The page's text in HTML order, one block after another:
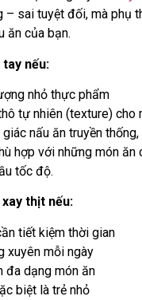
– sai tuyệt đối, mà phụ
ăn của bạn.
tay nếu:
nhỏ thực phẩm
tự nhiên (texture) cho
nấu ăn truyền
hợp với những món ăn
tốc độ.
xay thịt nếu:
tiết kiệm thời gian
xuyên mỗi ngày
đa dạng món ăn
biệt là trẻ nhỏ